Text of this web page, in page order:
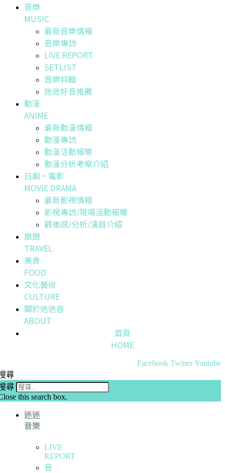
音樂
MUSIC
最新音樂情報
音樂專訪
LIVE REPORT
SETLIST
音樂特輯
迷迷好音推薦
動漫
ANIME
最新動漫情報
動漫專訪
動漫活動報導
動漫分析考察介紹
日劇・電影
MOVIE DRAMA
最新影視情報
影視專訪/現場活動報導
觀後感/分析/演員介紹
旅遊
TRAVEL
美食
FOOD
文化藝術
CULTURE
關於迷迷音
ABOUT
首頁
HOME
Facebook TwitterYoutube
尋
尋
this search box.
迷迷
音樂
LIVE
REPORT
音